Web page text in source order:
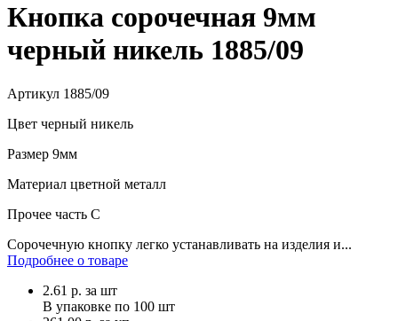
Кнопка сорочечная 9мм
черный никель 1885/09
Артикул 1885/09
Цвет черный никель
Размер 9мм
Материал цветной металл
Прочее часть С
Сорочечную кнопку легко устанавливать на изделия и...
Подробнее о товаре
2.61 р. за шт
В упаковке по 100 шт